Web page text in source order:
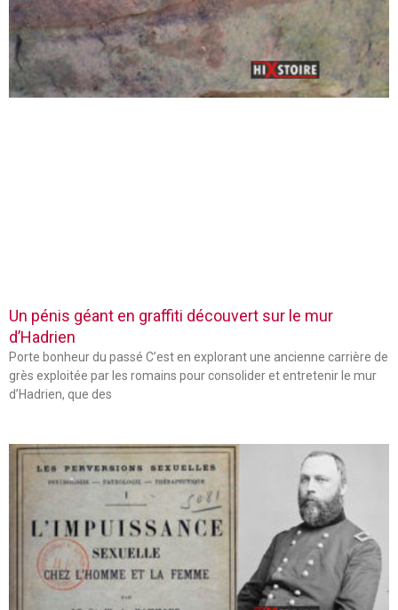
Un pénis géant en graffiti découvert sur le mur
d’Hadrien
Porte bonheur du passé C’est en explorant une ancienne carrière de
grès exploitée par les romains pour consolider et entretenir le mur
d’Hadrien, que des